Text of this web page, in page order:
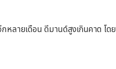
หลายเดือน ดีมานด์สูงเกินคาด โดย